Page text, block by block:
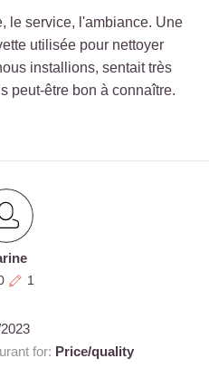
le service, l'ambiance. Une
utilisée pour nettoyer
installions, sentait très
peut-être bon à connaître.
1
for: Price/quality